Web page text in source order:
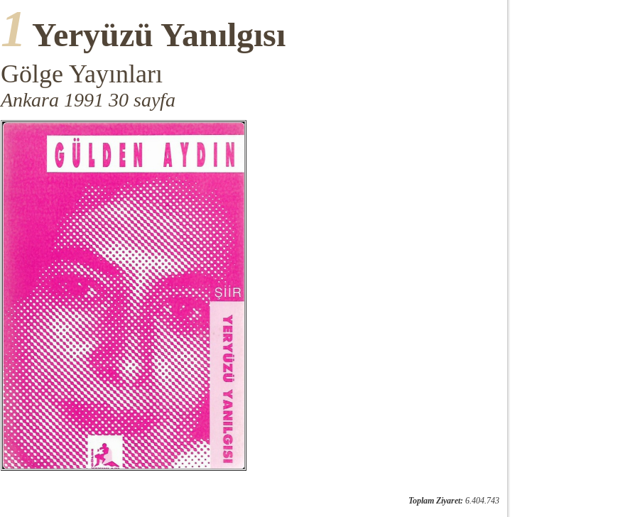
1 Yeryüzü Yanılgısı
Gölge Yayınları
Ankara 1991 30 sayfa
Toplam Ziyaret: 6.404.743